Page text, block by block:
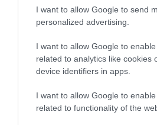
I want to allow Google to send
personalized advertising.
I want to allow Google to
related to analytics like cookies
device identifiers in apps.
I want to allow Google to
related to functionality of the